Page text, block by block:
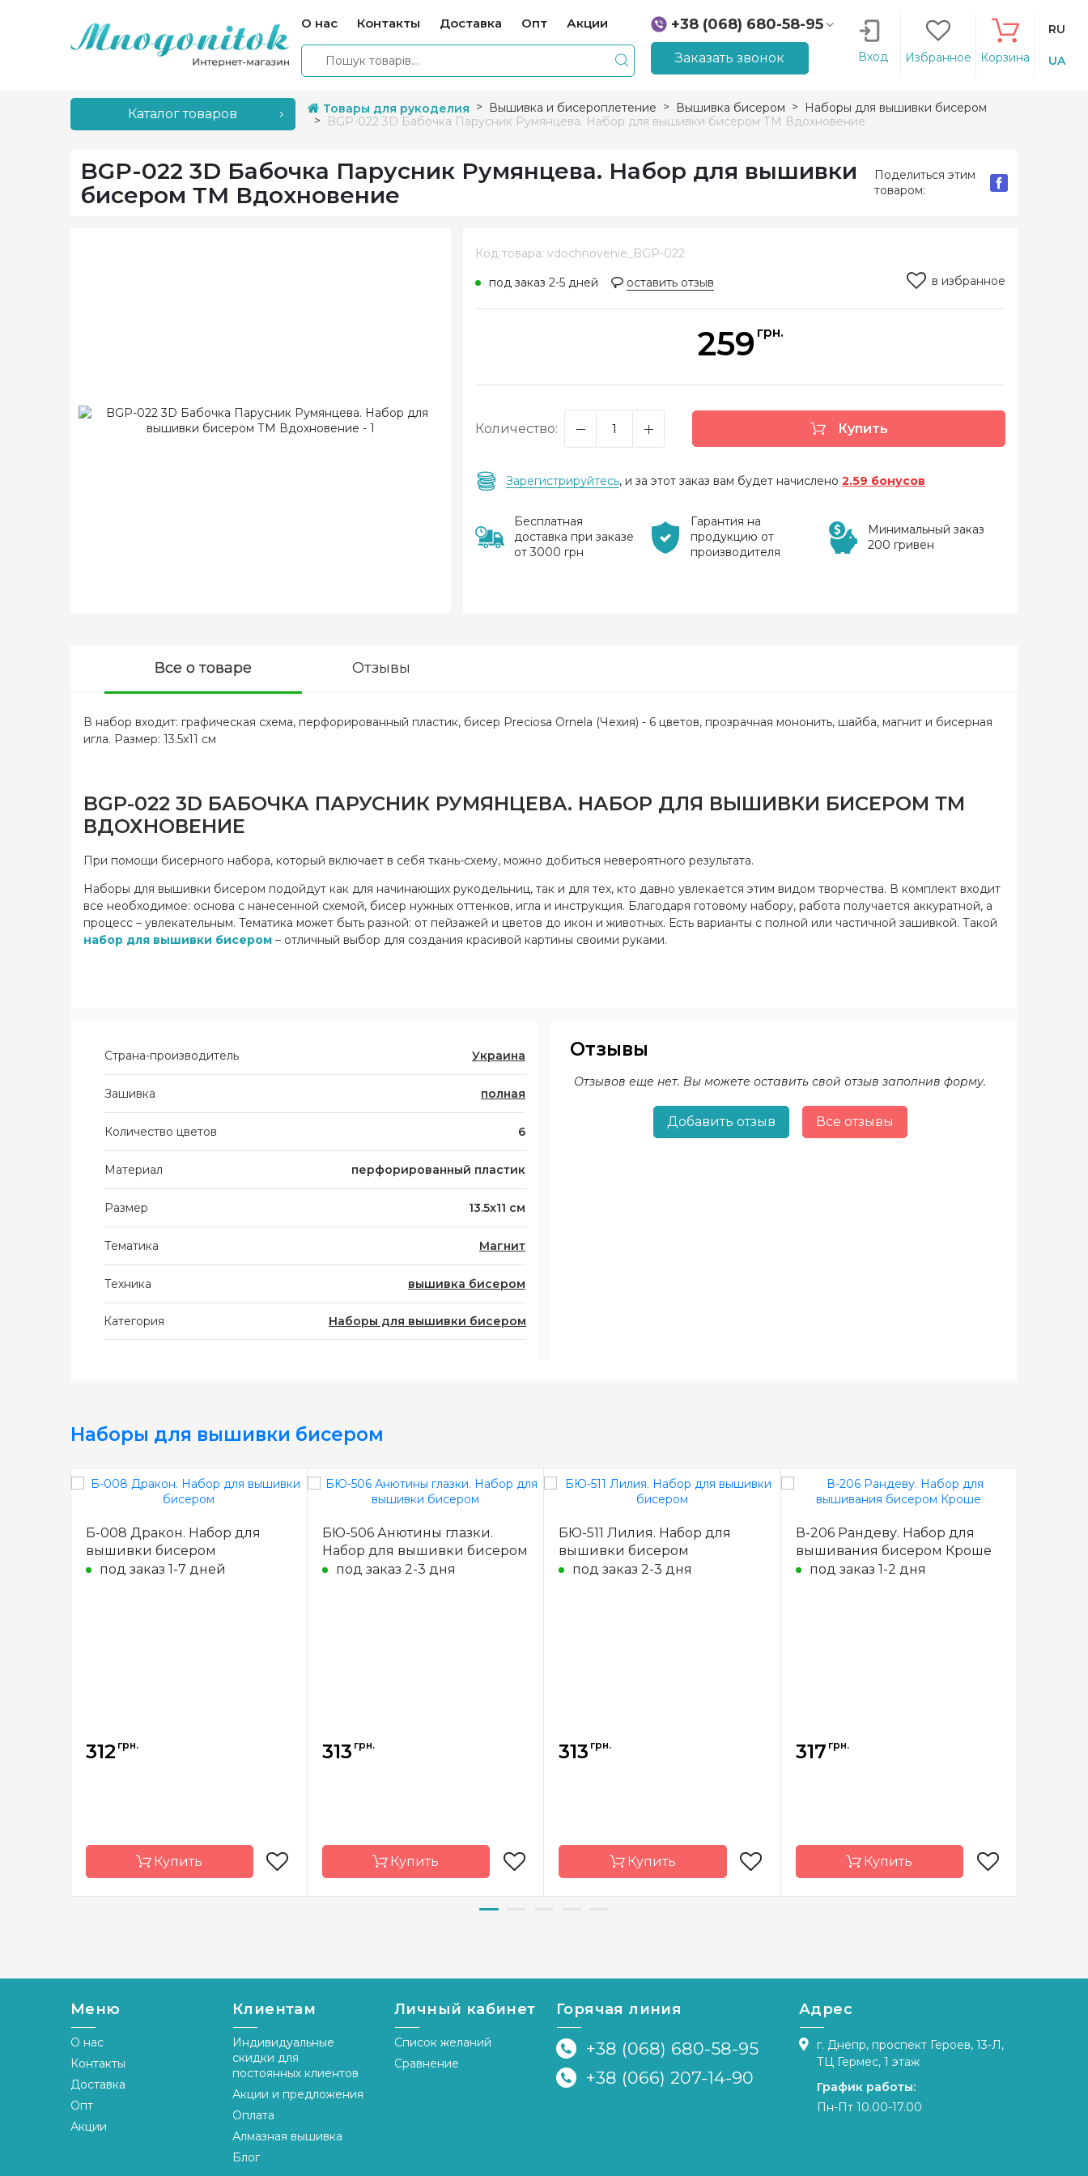
О нас Контакты Доставка Опт Акции
+38 (068) 680-58-95
+38 (066) 207-14-90
Заказать звонок Вход Избранное Корзина
RU
UA
Каталог товаров Товары для рукоделия Вышивка и бисероплетение Вышивка бисером
Наборы для вышивки бисером
BGP-022 3D Бабочка Парусник Румянцева. Набор для вышивки бисером ТМ Вдохновение
BGP-022 3D Бабочка Парусник Румянцева. Набор для вышивки
бисером ТМ Вдохновение
Поделиться этим
товаром:
Код товара: vdochnovenie_BGP-022
под заказ 2-5 дней
оставить отзыв в избранное
259 грн.
Количество: Купить
Зарегистрируйтесь, и за этот заказ вам будет начислено 2.59 бонусов
Бесплатная
доставка при заказе
от 3000 грн
Гарантия на
продукцию от
производителя
Минимальный заказ
200 гривен
Все о товаре Отзывы
В набор входит: графическая схема, перфорированный пластик, бисер Preciosa Ornela (Чехия) - 6 цветов, прозрачная мононить, шайба, магнит и бисерная
игла. Размер: 13.5x11 см
BGP-022 3D БАБОЧКА ПАРУСНИК РУМЯНЦЕВА. НАБОР ДЛЯ ВЫШИВКИ БИСЕРОМ ТМ
ВДОХНОВЕНИЕ
При помощи бисерного набора, который включает в себя ткань-схему, можно добиться невероятного результата.
Наборы для вышивки бисером подойдут как для начинающих рукодельниц, так и для тех, кто давно увлекается этим видом творчества. В комплект входит
все необходимое: основа с нанесенной схемой, бисер нужных оттенков, игла и инструкция. Благодаря готовому набору, работа получается аккуратной, а
процесс – увлекательным. Тематика может быть разной: от пейзажей и цветов до икон и животных. Есть варианты с полной или частичной зашивкой. Такой
набор для вышивки бисером – отличный выбор для создания красивой картины своими руками.
Страна-производитель Украина
Зашивка полная
Количество цветов 6
Материал перфорированный пластик
Размер 13.5x11 см
Тематика Магнит
Техника вышивка бисером
Категория Наборы для вышивки бисером
Отзывы
Отзывов еще нет. Вы можете оставить свой отзыв заполнив форму.
Добавить отзыв Все отзывы
Наборы для вышивки бисером
Б-008 Дракон. Набор для
вышивки бисером
под заказ 1-7 дней
312 грн.
Купить
производитель
Зашивка
частичная
Материал
габардин,
дублированный
флизелином
18х18
БЮ-506 Анютины глазки.
Набор для вышивки бисером
под заказ 2-3 дня
313 грн.
Купить
производитель
частичная
БЮ-511 Лилия. Набор для
вышивки бисером
под заказ 2-3 дня
313 грн.
Купить
производитель
Зашивка
Материал
Размер
11x17.5 см
В-206 Рандеву. Набор для
вышивания бисером Кроше
под заказ 1-2 дня
317 грн.
Купить
производитель
Зашивка
Материал
Размер
20х23 см
Меню
О нас
Контакты
Доставка
Опт
Акции
Клиентам
Индивидуальные
скидки для
постоянных клиентов
Акции и предложения
Оплата
Алмазная вышивка
Блог
Личный кабинет
Список желаний
Сравнение
Горячая линия
+38 (068) 680-58-95
+38 (066) 207-14-90
Адрес
г. Днепр, проспект Героев, 13-Л,
ТЦ Гермес, 1 этаж
График работы:
Пн-Пт 10.00-17.00